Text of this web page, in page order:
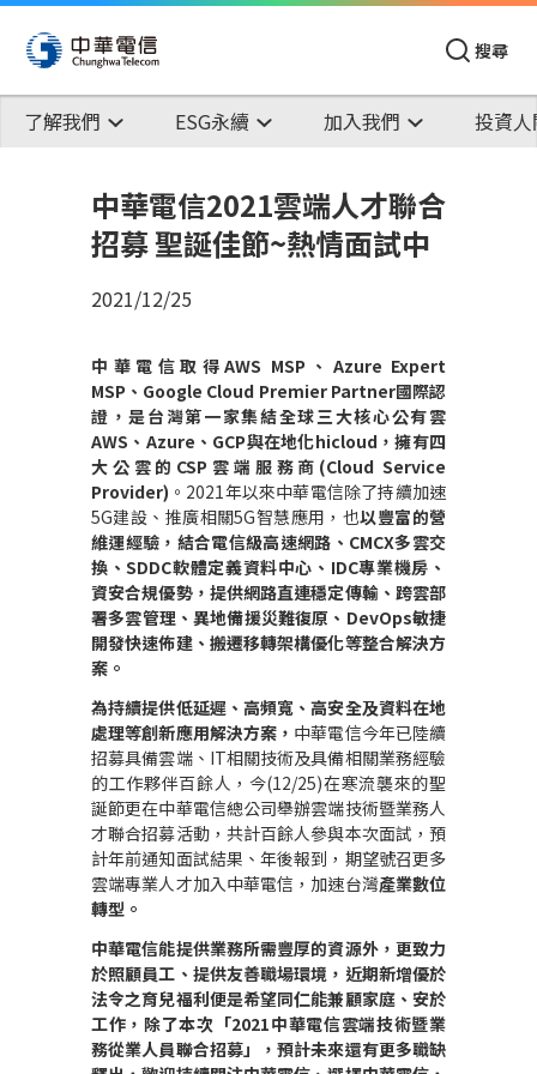
搜尋
了解我們 ESG永續 加入我們 投資
中華電信2021雲端人才聯合
招募 聖誕佳節~熱情面試中
2021/12/25
中華電信取得 AWS MSP 、 Azure Expert
MSP 、 Google Cloud Premier Partner國際認
證，是台灣第一家集結全球三大核心公有雲
AWS 、 Azure 、 GCP與在地化hicloud ，擁有四
大公雲的 CSP 雲端服務商 (Cloud Service
Provider) 。 2021年以來中華電信除了持續加速
5G建設、推廣相關5G智慧應用，也以豐富的營
維運經驗，結合電信級高速網路、 CMCX多雲交
換、SDDC軟體定義資料中心、 IDC專業機房、
資安合規優勢，提供網路直連穩定傳輸、跨雲部
署多雲管理、異地備援災難復原、 DevOps敏捷
開發快速佈建、搬遷移轉架構優化等整合解決方
案。
為持續提供低延遲、高頻寬、高安全及資料在地
處理等創新應用解決方案， 中華電信今年已陸續
招募具備雲端、 IT相關技術及具備相關業務經驗
的工作夥伴百餘人，今(12/25)在寒流襲來的聖
誕節更在中華電信總公司舉辦雲端技術暨業務人
才聯合招募活動，共計百餘人參與本次面試，預
計年前通知面試結果、年後報到，期望號召更多
雲端專業人才加入中華電信，加速台灣產業數位
轉型。
中華電信能提供業務所需豐厚的資源外，更致力
於照顧員工、提供友善職場環境，近期新增優於
法令之育兒福利便是希望同仁能兼顧家庭、安於
工作，除了本次「2021中華電信雲端技術暨業
務從業人員聯合招募」，預計未來還有更多職缺